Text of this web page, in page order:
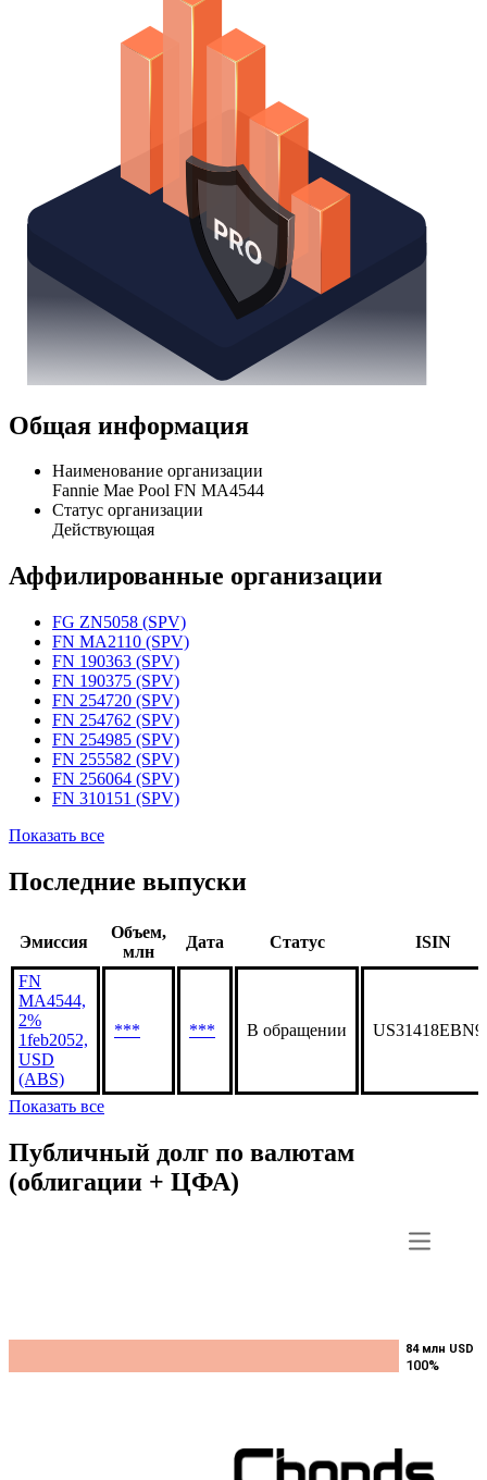
Общая информация
Наименование организации
Fannie Mae Pool FN MA4544
Статус организации
Действующая
Аффилированные организации
FG ZN5058 (SPV)
FN MA2110 (SPV)
FN 190363 (SPV)
FN 190375 (SPV)
FN 254720 (SPV)
FN 254762 (SPV)
FN 254985 (SPV)
FN 255582 (SPV)
FN 256064 (SPV)
FN 310151 (SPV)
Показать все
Последние выпуски
Эмиссия
Объем,
млн
Дата Статус ISIN
FN
MA4544,
2%
1feb2052,
USD
(ABS)
*** *** В обращении
Показать все
Публичный долг по валютам
(облигации + ЦФА)
84 млн USD
100%
84 млн USD
100%